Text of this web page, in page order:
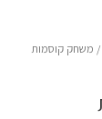
/ משחק קוסמות